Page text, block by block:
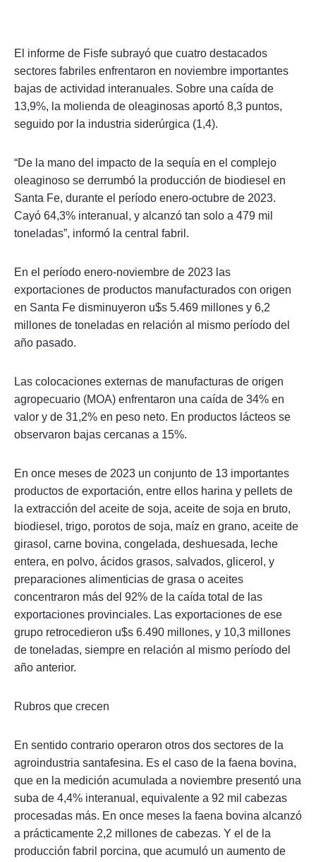
El informe de Fisfe subrayó que cuatro destacados
sectores fabriles enfrentaron en noviembre importantes
bajas de actividad interanuales. Sobre una caída de
13,9%, la molienda de oleaginosas aportó 8,3 puntos,
seguido por la industria siderúrgica (1,4).
“De la mano del impacto de la sequía en el complejo
oleaginoso se derrumbó la producción de biodiesel en
Santa Fe, durante el período enero-octubre de 2023.
Cayó 64,3% interanual, y alcanzó tan solo a 479 mil
toneladas”, informó la central fabril.
En el período enero-noviembre de 2023 las
exportaciones de productos manufacturados con origen
en Santa Fe disminuyeron u$s 5.469 millones y 6,2
millones de toneladas en relación al mismo período del
año pasado.
Las colocaciones externas de manufacturas de origen
agropecuario (MOA) enfrentaron una caída de 34% en
valor y de 31,2% en peso neto. En productos lácteos se
observaron bajas cercanas a 15%.
En once meses de 2023 un conjunto de 13 importantes
productos de exportación, entre ellos harina y pellets de
la extracción del aceite de soja, aceite de soja en bruto,
biodiesel, trigo, porotos de soja, maíz en grano, aceite de
girasol, carne bovina, congelada, deshuesada, leche
entera, en polvo, ácidos grasos, salvados, glicerol, y
preparaciones alimenticias de grasa o aceites
concentraron más del 92% de la caída total de las
exportaciones provinciales. Las exportaciones de ese
grupo retrocedieron u$s 6.490 millones, y 10,3 millones
de toneladas, siempre en relación al mismo período del
año anterior.
Rubros que crecen
En sentido contrario operaron otros dos sectores de la
agroindustria santafesina. Es el caso de la faena bovina,
que en la medición acumulada a noviembre presentó una
suba de 4,4% interanual, equivalente a 92 mil cabezas
procesadas más. En once meses la faena bovina alcanzó
a prácticamente 2,2 millones de cabezas. Y el de la
producción fabril porcina, que acumuló un aumento de